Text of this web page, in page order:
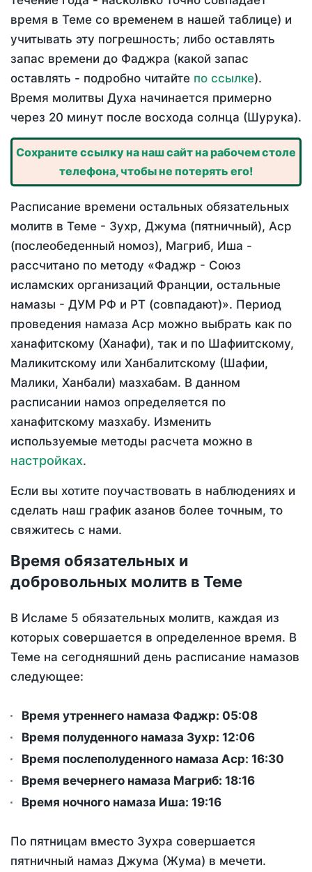
время в Теме со временем в нашей таблице) и
учитывать эту погрешность; либо оставлять
запас времени до Фаджра (какой запас
оставлять - подробно читайте по ссылке).
Время молитвы Духа начинается примерно
через 20 минут после восхода солнца (Шурука).
Сохраните ссылку на наш сайт на рабочем столе
телефона, чтобы не потерять его!
Расписание времени остальных обязательных
молитв в Теме - Зухр, Джума (пятничный), Аср
(послеобеденный номоз), Магриб, Иша -
рассчитано по методу «Фаджр - Союз
исламских организаций Франции, остальные
намазы - ДУМ РФ и РТ (совпадают)». Период
проведения намаза Аср можно выбрать как по
ханафитскому (Ханафи), так и по Шафиитскому,
Маликитскому или Ханбалитскому (Шафии,
Малики, Ханбали) мазхабам. В данном
расписании намоз определяется по
ханафитскому мазхабу. Изменить
используемые методы расчета можно в
настройках.
Если вы хотите поучаствовать в наблюдениях и
сделать наш график азанов более точным, то
свяжитесь с нами.
Время обязательных и
добровольных молитв в Теме
В Исламе 5 обязательных молитв, каждая из
которых совершается в определенное время. В
Теме на сегодняшний день расписание намазов
следующее:
Время утреннего намаза Фаджр: 05:08
Время полуденного намаза Зухр: 12:06
Время послеполуденного намаза Аср: 16:30
Время вечернего намаза Магриб: 18:16
Время ночного намаза Иша: 19:16
По пятницам вместо Зухра совершается
пятничный намаз Джума (Жума) в мечети.